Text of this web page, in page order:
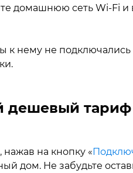
домашнюю сеть Wi‑Fi
к нему не
дешевый
на кнопку «
дом. Не забудьте